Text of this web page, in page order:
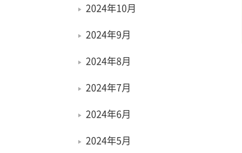
2024年10月
2024年9月
2024年8月
2024年7月
2024年6月
2024年5月